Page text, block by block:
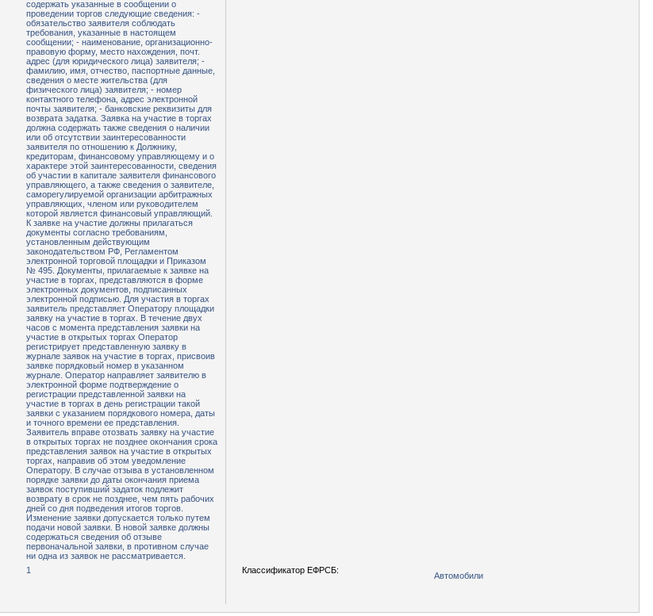
содержать указанные в сообщении о
проведении торгов следующие сведения: -
обязательство заявителя соблюдать
требования, указанные в настоящем
сообщении; - наименование, организационно-
правовую форму, место нахождения, почт.
адрес (для юридического лица) заявителя; -
фамилию, имя, отчество, паспортные данные,
сведения о месте жительства (для
физического лица) заявителя; - номер
контактного телефона, адрес электронной
почты заявителя; - банковские реквизиты для
возврата задатка. Заявка на участие в торгах
должна содержать также сведения о наличии
или об отсутствии заинтересованности
заявителя по отношению к Должнику,
кредиторам, финансовому управляющему и о
характере этой заинтересованности, сведения
об участии в капитале заявителя финансового
управляющего, а также сведения о заявителе,
саморегулируемой организации арбитражных
управляющих, членом или руководителем
которой является финансовый управляющий.
К заявке на участие должны прилагаться
документы согласно требованиям,
установленным действующим
законодательством РФ, Регламентом
электронной торговой площадки и Приказом
№ 495. Документы, прилагаемые к заявке на
участие в торгах, представляются в форме
электронных документов, подписанных
электронной подписью. Для участия в торгах
заявитель представляет Оператору площадки
заявку на участие в торгах. В течение двух
часов с момента представления заявки на
участие в открытых торгах Оператор
регистрирует представленную заявку в
журнале заявок на участие в торгах, присвоив
заявке порядковый номер в указанном
журнале. Оператор направляет заявителю в
электронной форме подтверждение о
регистрации представленной заявки на
участие в торгах в день регистрации такой
заявки с указанием порядкового номера, даты
и точного времени ее представления.
Заявитель вправе отозвать заявку на участие
в открытых торгах не позднее окончания срока
представления заявок на участие в открытых
торгах, направив об этом уведомление
Оператору. В случае отзыва в установленном
порядке заявки до даты окончания приема
заявок поступивший задаток подлежит
возврату в срок не позднее, чем пять рабочих
дней со дня подведения итогов торгов.
Изменение заявки допускается только путем
подачи новой заявки. В новой заявке должны
содержаться сведения об отзыве
первоначальной заявки, в противном случае
ни одна из заявок не рассматривается.
1 Классификатор ЕФРСБ:
Автомобили